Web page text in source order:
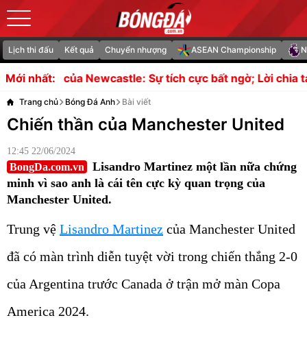
Lịch thi đấu Kết quả Chuyển nhượng ASEAN Championship
Mới nhất: Sự tích cực bất ngờ; Lời chia tay của Bruno
Trang chủ Bóng Đá Anh Bài viết
Chiến thần của Manchester United
12:45 22/06/2024
BongDa.com.vn
Lisandro Martinez một lần nữa chứng
minh vì sao anh là cái tên cực kỳ quan trọng của
Manchester United.
Trung vệ Lisandro Martinez của Manchester United
đã có màn trình diễn tuyệt vời trong chiến thắng 2-0
của Argentina trước Canada ở trận mở màn Copa
America 2024.